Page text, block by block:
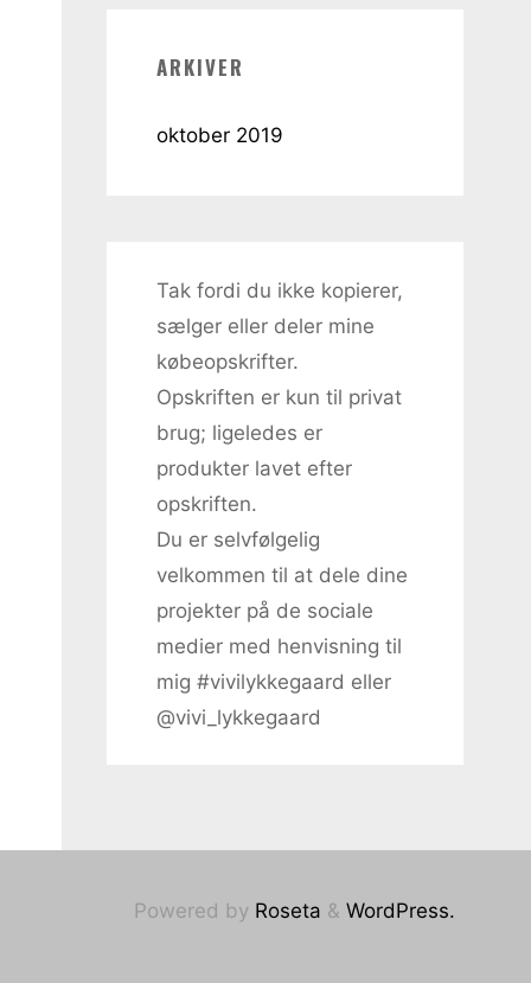
ARKIVER
oktober 2019
Tak fordi du ikke kopierer,
sælger eller deler mine
købeopskrifter.
Opskriften er kun til privat
brug; ligeledes er
produkter lavet efter
opskriften.
Du er selvfølgelig
velkommen til at dele dine
projekter på de sociale
medier med henvisning til
mig #vivilykkegaard eller
@vivi_lykkegaard
Powered byRoseta & WordPress.